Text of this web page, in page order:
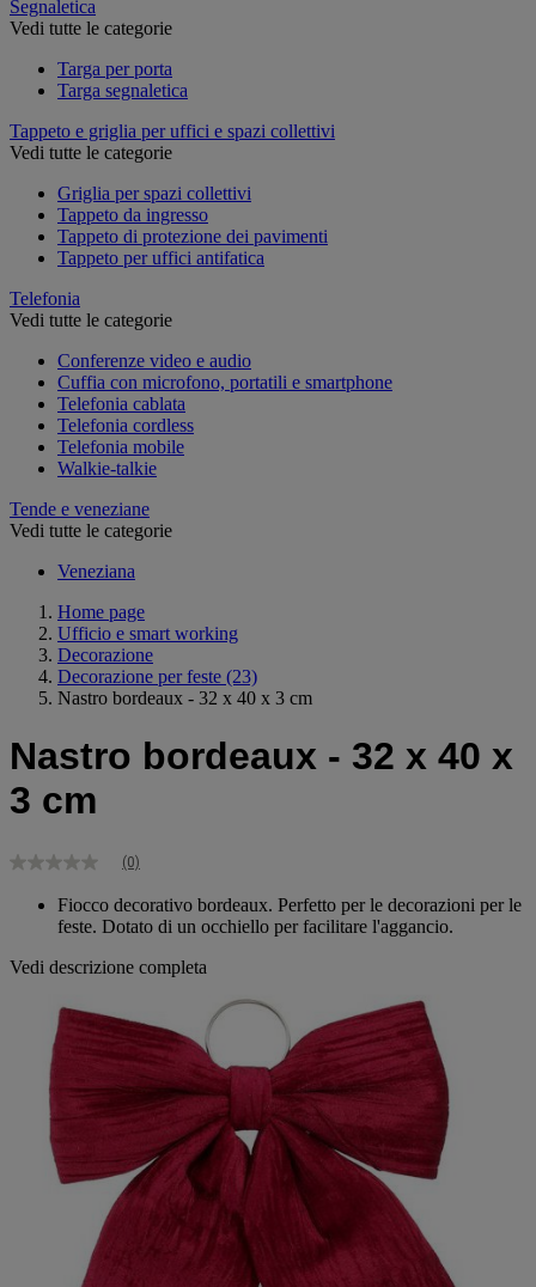
Segnaletica
Vedi tutte le categorie
Targa per porta
Targa segnaletica
Tappeto e griglia per uffici e spazi collettivi
Vedi tutte le categorie
Griglia per spazi collettivi
Tappeto da ingresso
Tappeto di protezione dei pavimenti
Tappeto per uffici antifatica
Telefonia
Vedi tutte le categorie
Conferenze video e audio
Cuffia con microfono, portatili e smartphone
Telefonia cablata
Telefonia cordless
Telefonia mobile
Walkie-talkie
Tende e veneziane
Vedi tutte le categorie
Veneziana
Home page
Ufficio e smart working
Decorazione
Decorazione per feste (23)
Nastro bordeaux - 32 x 40 x 3 cm
Nastro bordeaux - 32 x 40 x
3 cm
Nessuna
Stesso
pagina.
(0)
Fiocco decorativo bordeaux. Perfetto per le decorazioni per le
feste. Dotato di un occhiello per facilitare l'aggancio.
Vedi descrizione completa